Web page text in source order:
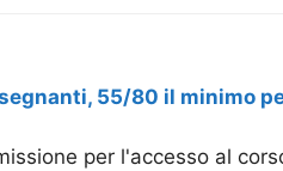
55/80 il minimo
per l'accesso al